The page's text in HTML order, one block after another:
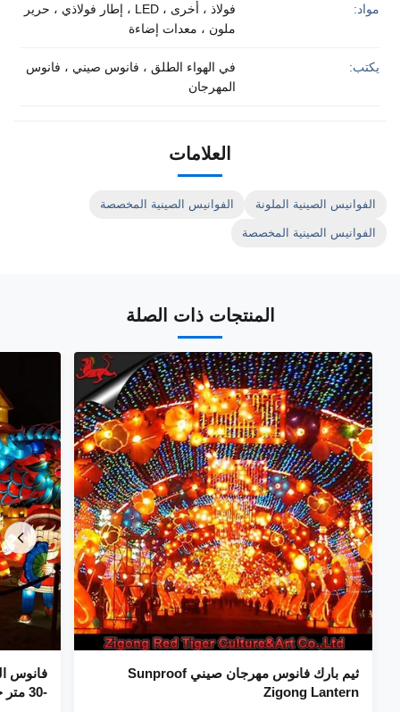
مواد:
فولاذ ، أخرى ، LED ، إطار فولاذي ، حرير
ملون ، معدات إضاءة
يكتب:
في الهواء الطلق ، فانوس صيني ، فانوس
المهرجان
العلامات
الفوانيس الصينية الملونة الفوانيس الصينية المخصصة
الفوانيس الصينية المخصصة
المنتجات ذات الصلة
ثيم بارك فانوس مهرجان صيني Sunproof
Zigong Lantern
-30 متر حجم الشكل قابل للتخصيص